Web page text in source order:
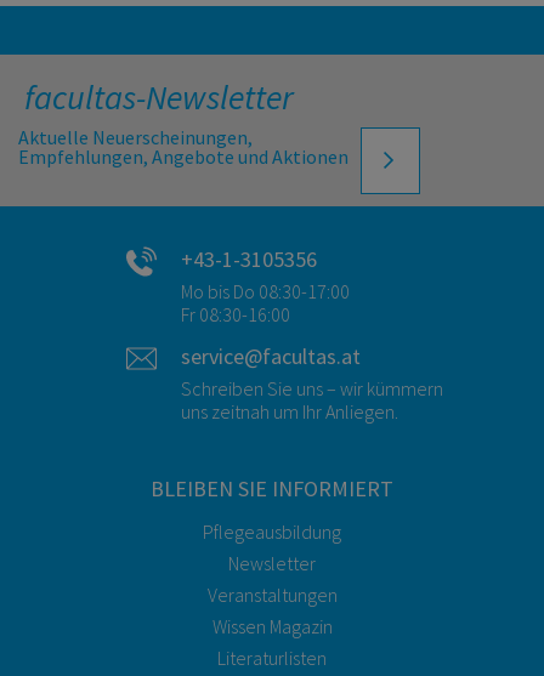
facultas-Newsletter
Aktuelle Neuerscheinungen,
Empfehlungen, Angebote und Aktionen
+43-1-3105356
Mo bis Do 08:30-17:00
Fr 08:30-16:00
service@facultas.at
Schreiben Sie uns – wir kümmern
uns zeitnah um Ihr Anliegen.
BLEIBEN SIE INFORMIERT
Pflegeausbildung
Newsletter
Veranstaltungen
Wissen Magazin
Literaturlisten